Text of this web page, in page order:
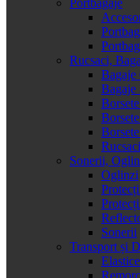
Rucsaci,
Bagaje
Bagaje
Sonerii,
Oglinzi
Sonerii
Transport și